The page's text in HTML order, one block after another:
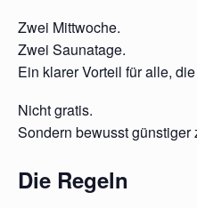
Zwei Mittwoche.
Zwei Saunatage.
Ein klarer Vorteil für alle,
Nicht gratis.
Sondern bewusst günstiger
Die Regeln